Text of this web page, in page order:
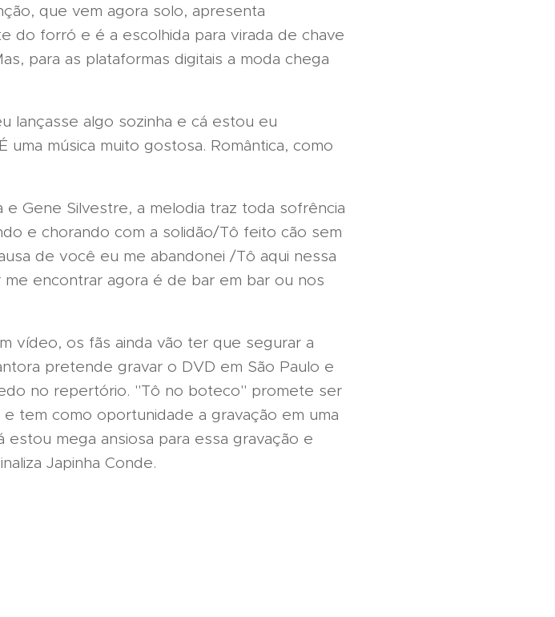
que vem agora solo, apresenta
do forró e é a escolhida para virada de chave
para as plataformas digitais a moda chega
lançasse algo sozinha e cá estou eu
música muito gostosa. Romântica, como
Gene Silvestre, a melodia traz toda sofrência
e chorando com a solidão/Tô feito cão sem
de você eu me abandonei /Tô aqui nessa
encontrar agora é de bar em bar ou nos
vídeo, os fãs ainda vão ter que segurar a
pretende gravar o DVD em São Paulo e
no repertório. "Tô no boteco" promete ser
tem como oportunidade a gravação em uma
estou mega ansiosa para essa gravação e
Japinha Conde.